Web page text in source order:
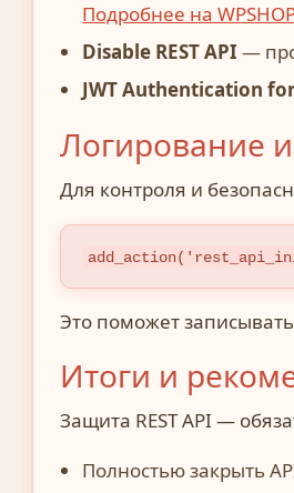
Подробнее на
Disable REST API —
JWT Authentication for
Логирование
Для контроля и
Это поможет
Итоги и
Защита REST API —
Полностью закрыть